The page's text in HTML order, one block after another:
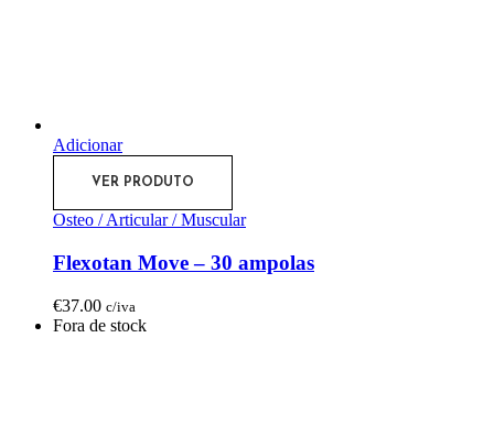
Adicionar
VER PRODUTO
Osteo / Articular / Muscular
Flexotan Move – 30 ampolas
€37.00 c/iva
Fora de stock